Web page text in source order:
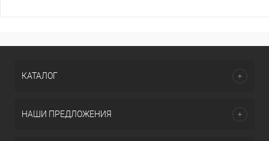
КАТАЛОГ
НАШИ ПРЕДЛОЖЕНИЯ